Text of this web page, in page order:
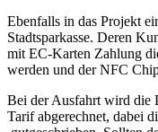
Ebenfalls in das Projekt
Stadtsparkasse. Deren
mit EC-Karten Zahlung
werden und der NFC
Bei der Ausfahrt wird die
Tarif abgerechnet, dabei